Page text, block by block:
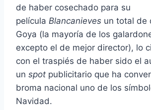
de haber cosechado para su
película Blancanieves un total de
Goya (la mayoría de los
excepto el de mejor director), lo
con el traspiés de haber sido el
un spot publicitario que ha
broma nacional uno de los
Navidad.